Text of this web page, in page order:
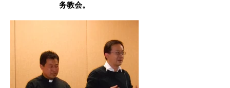
务教会。